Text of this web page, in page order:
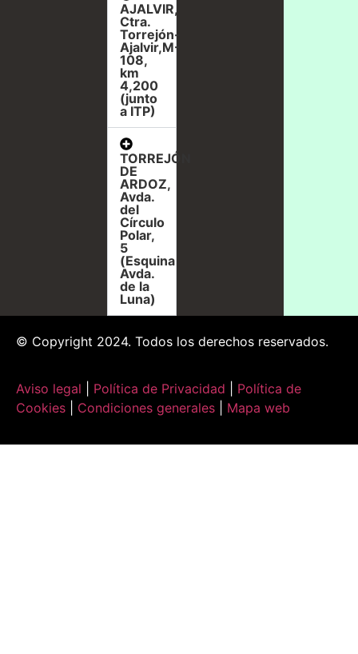
AJALVIR,
Ctra.
Torrejón-
Ajalvir,M-
108,
km
4,200
(junto
a ITP)
TORREJÓN
DE
ARDOZ,
Avda.
del
Círculo
Polar,
5
(Esquina
Avda.
de la
Luna)
© Copyright 2024. Todos los derechos reservados.
Aviso legal Política de Privacidad
Política de
Cookies
Condiciones generales Mapa web